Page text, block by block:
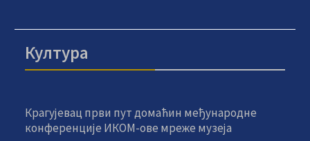
Култура
Крагујевац први пут домаћин међународне
конференције ИКОМ-ове мреже музеја